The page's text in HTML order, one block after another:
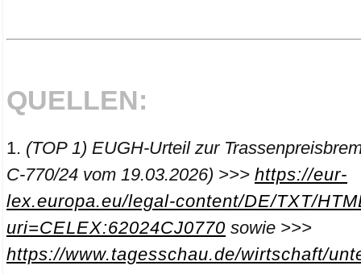
QUELLEN:
(TOP 1) EUGH-Urteil zur
C‑770/24 vom 19.03.2026) >>> https://eur-
lex.europa.eu/legal-content/DE/TXT/
uri=CELEX:62024CJ0770 sowie >>>
https://www.tagesschau.de/wirtschaft/